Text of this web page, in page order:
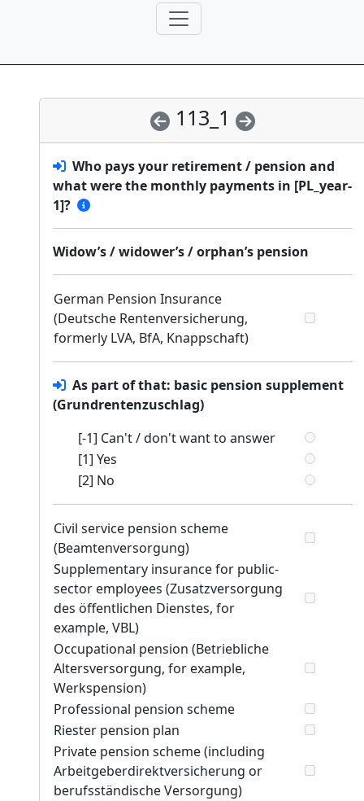
113_1
Who pays your retirement / pension and
what were the monthly payments in [PL_year-
1]?
Widow’s / widower’s / orphan’s pension
German Pension Insurance
(Deutsche Rentenversicherung,
formerly LVA, BfA, Knappschaft)
As part of that: basic pension supplement
(Grundrentenzuschlag)
[-1] Can't / don't want to answer
[1] Yes
[2] No
Civil service pension scheme
(Beamtenversorgung)
Supplementary insurance for public-
sector employees (Zusatzversorgung
des öffentlichen Dienstes, for
example, VBL)
Occupational pension (Betriebliche
Altersversorgung, for example,
Werkspension)
Professional pension scheme
Riester pension plan
Private pension scheme (including
Arbeitgeberdirektversicherung or
berufsständische Versorgung)